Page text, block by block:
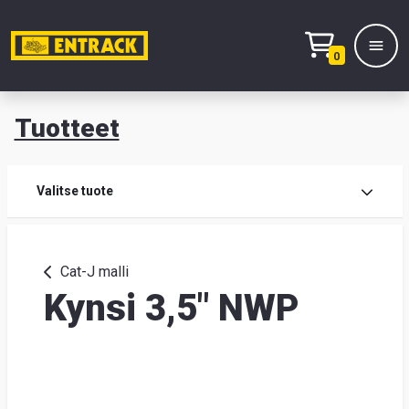
0
Tuotteet
Valitse tuote
Cat-J malli
Kynsi 3,5" NWP